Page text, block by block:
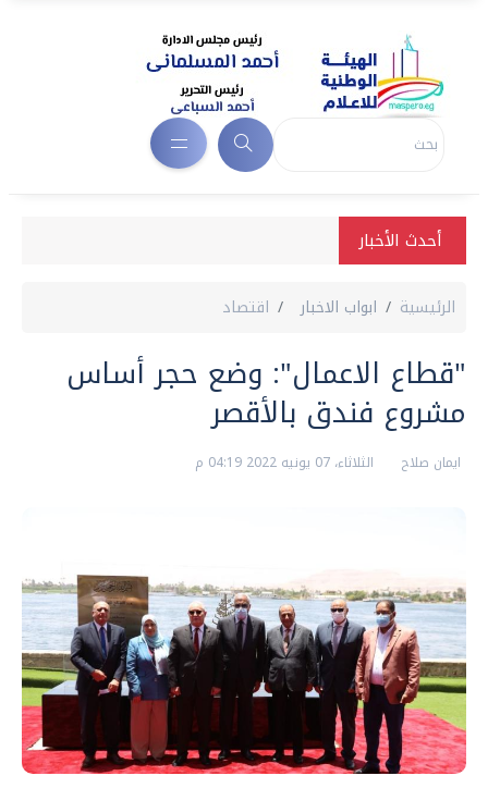
أحدث الأخبار
الرئيسية ابواب الاخبار اقتصاد
"قطاع الاعمال": وضع حجر أساس
مشروع فندق بالأقصر
ايمان صلاح الثلاثاء، 07 يونيه 2022 04:19 م